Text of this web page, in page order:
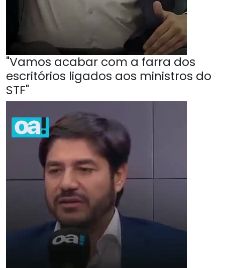
"Vamos acabar com a farra dos
escritórios ligados aos ministros do
STF"